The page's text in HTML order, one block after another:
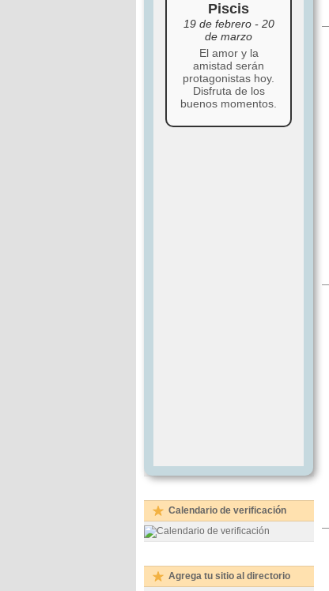
Piscis
19 de febrero - 20
de marzo
El amor y la
amistad serán
protagonistas hoy.
Disfruta de los
buenos momentos.
Calendario de verificación
Agrega tu sitio al directorio